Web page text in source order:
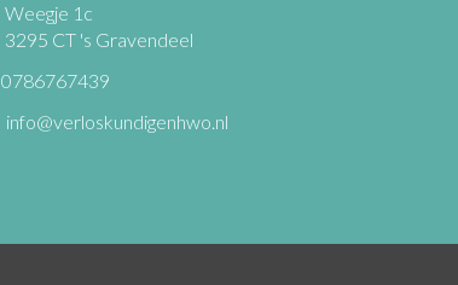
Weegje 1c
3295 CT 's Gravendeel
0786767439
info@verloskundigenhwo.nl